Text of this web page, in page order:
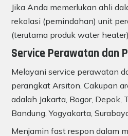
Jika Anda memerlukan ahli
rekolasi (pemindahan) unit
(terutama produk water
Service Perawatan dan
Melayani service perawatan
perangkat Arsiton. Cakupan
adalah Jakarta, Bogor, Depok,
Bandung, Yogyakarta,
Menjamin fast respon dalam